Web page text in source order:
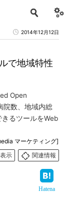
2014年12月12日
で地域特性
Open
院数、地域内総
るツールをWeb
マーケティング]
示
関連情報
Hatena